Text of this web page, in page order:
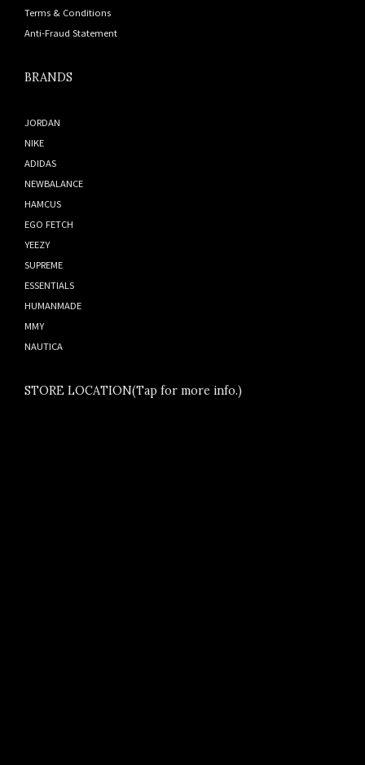
Terms & Conditions
Anti-Fraud Statement
BRANDS
JORDAN
NIKE
ADIDAS
NEWBALANCE
HAMCUS
EGO FETCH
YEEZY
SUPREME
ESSENTIALS
HUMANMADE
MMY
NAUTICA
STORE LOCATION(Tap for more info.)